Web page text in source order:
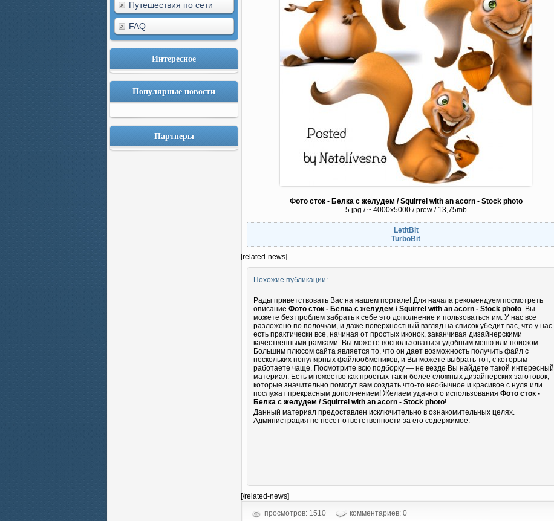
Путешествия по сети
FAQ
Интересное
Популярные новости
Партнеры
Фото сток - Белка с желудем / Squirrel with an acorn - Stock photo
5 jpg / ~ 4000x5000 / prew / 13,75mb
LetItBit
TurboBit
[related-news]
Похожие публикации:
Рады приветствовать Вас на нашем портале! Для начала рекомендуем посмотреть
описание Фото сток - Белка с желудем / Squirrel with an acorn - Stock photo. Вы
можете без проблем забрать к себе это дополнение и пользоваться им. У нас все
разложено по полочкам, и даже поверхностный взгляд на список убедит вас, что у нас
есть практически все, начиная от простых иконок, заканчивая дизайнерскими
качественными рамками. Вы можете воспользоваться удобным меню или поиском.
Большим плюсом сайта является то, что он дает возможность получить файл с
нескольких популярных файлообмеников, и Вы можете выбрать тот, с которым
работаете чаще. Посмотрите всю подборку — не везде Вы найдете такой интересный
материал. Есть множество как простых так и более сложных дизайнерских заготовок,
которые значительно помогут вам создать что-то необычное и красивое с нуля или
послужат прекрасным дополнением! Желаем удачного использования Фото сток -
Белка с желудем / Squirrel with an acorn - Stock photo!
Данный материал предоставлен исключительно в ознакомительных целях.
Администрация не несет ответственности за его содержимое.
[/related-news]
просмотров: 1510
комментариев: 0